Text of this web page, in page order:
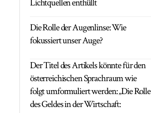
Lichtquellen enthüllt
Die Rolle der Augenlinse: Wie
fokussiert unser Auge?
Der Titel des Artikels könnte für den
österreichischen Sprachraum wie
folgt umformuliert werden: „Die Rolle
des Geldes in der Wirtschaft: